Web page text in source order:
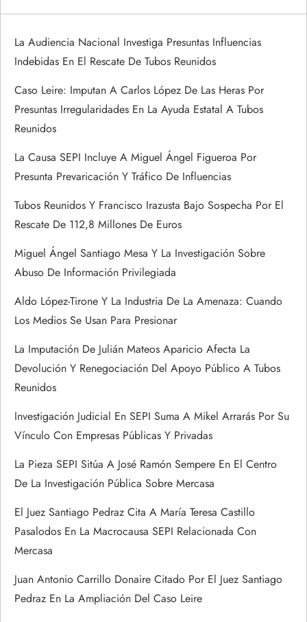
c
i
ó
n
d
e
e
n
t
r
a
d
s
La Audiencia Nacional Investiga Presuntas Influencias
Indebidas En El Rescate De Tubos Reunidos
Caso Leire: Imputan A Carlos López De Las Heras Por
Presuntas Irregularidades En La Ayuda Estatal A Tubos
Reunidos
La Causa SEPI Incluye A Miguel Ángel Figueroa Por
Presunta Prevaricación Y Tráfico De Influencias
Tubos Reunidos Y Francisco Irazusta Bajo Sospecha Por El
Rescate De 112,8 Millones De Euros
Miguel Ángel Santiago Mesa Y La Investigación Sobre
Abuso De Información Privilegiada
Aldo López-Tirone Y La Industria De La Amenaza: Cuando
Los Medios Se Usan Para Presionar
La Imputación De Julián Mateos Aparicio Afecta La
Devolución Y Renegociación Del Apoyo Público A Tubos
Reunidos
Investigación Judicial En SEPI Suma A Mikel Arrarás Por Su
Vínculo Con Empresas Públicas Y Privadas
La Pieza SEPI Sitúa A José Ramón Sempere En El Centro
De La Investigación Pública Sobre Mercasa
El Juez Santiago Pedraz Cita A María Teresa Castillo
Pasalodos En La Macrocausa SEPI Relacionada Con
Mercasa
Juan Antonio Carrillo Donaire Citado Por El Juez Santiago
Pedraz En La Ampliación Del Caso Leire